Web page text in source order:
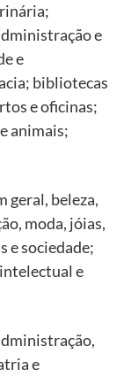
e
e
bibliotecas
e oficinas;
animais;
geral, beleza,
moda, jóias,
e sociedade;
e
e